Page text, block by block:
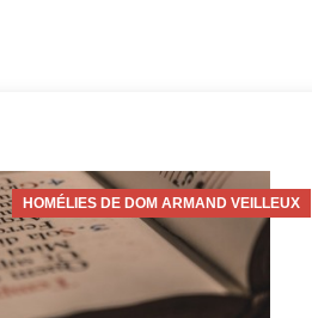
HOMÉLIES DE DOM ARMAND VEILLEUX